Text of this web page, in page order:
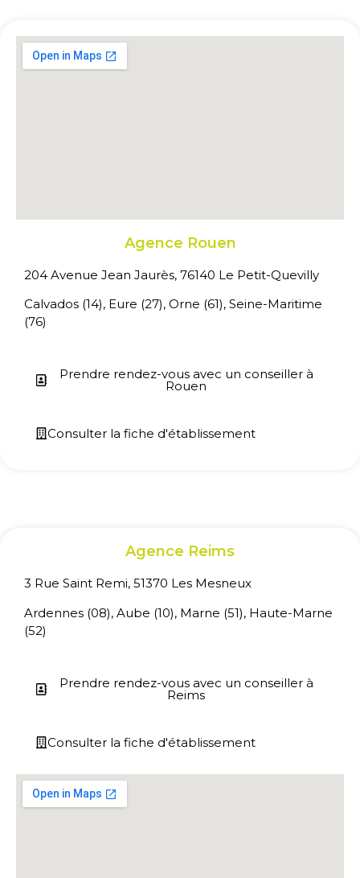
Agence Rouen
204 Avenue Jean Jaurès, 76140 Le Petit-Quevilly
Calvados (14), Eure (27), Orne (61), Seine-Maritime
(76)
Prendre rendez-vous avec un conseiller à
Rouen
Consulter la fiche d'établissement
Agence Reims
3 Rue Saint Remi, 51370 Les Mesneux
Ardennes (08), Aube (10), Marne (51), Haute-Marne
(52)
Prendre rendez-vous avec un conseiller à
Reims
Consulter la fiche d'établissement